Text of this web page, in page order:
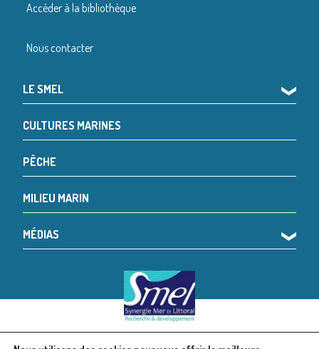
Accéder à la bibliothèque
Nous contacter
LE SMEL ❯
CULTURES MARINES
PÊCHE
MILIEU MARIN
MÉDIAS ❯